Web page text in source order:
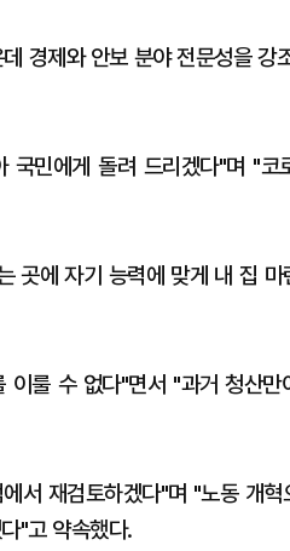
경제와 안보 분야 전문성을 강
민에게 돌려 드리겠다"며 "코
곳에 자기 능력에 맞게 내 집
이룰 수 없다"면서 "과거 청산만
서 재검토하겠다"며 "노동 개혁
"고 약속했다.